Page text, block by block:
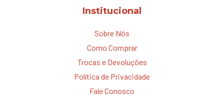
Institucional
Sobre Nós
Como Comprar
Trocas e Devoluções
Política de Privacidade
Fale Conosco